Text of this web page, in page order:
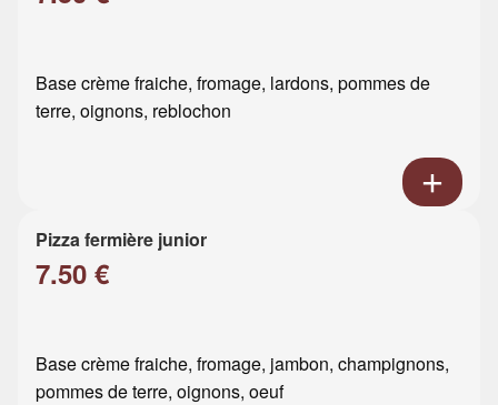
Base crème fraiche, fromage, lardons, pommes de
terre, oignons, reblochon
Pizza fermière junior
7.50 €
Base crème fraiche, fromage, jambon, champignons,
pommes de terre, oignons, oeuf